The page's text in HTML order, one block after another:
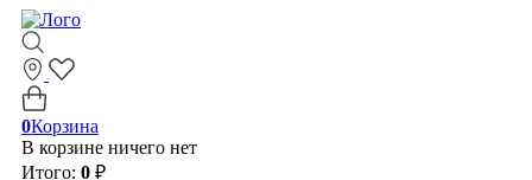
0Корзина
В корзине ничего нет
Итого: 0 ₽